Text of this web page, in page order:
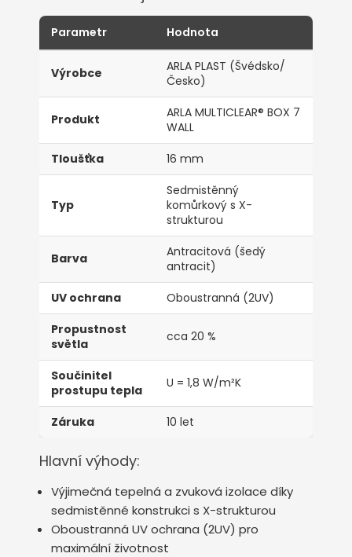
Parametr Hodnota
Výrobce
ARLA PLAST (Švédsko/
Česko)
Produkt
ARLA MULTICLEAR® BOX 7
WALL
Tloušťka
16 mm
Typ
Sedmistěnný
komůrkový s X-
strukturou
Barva
Antracitová (šedý
antracit)
UV ochrana
Oboustranná (2UV)
Propustnost
světla
cca 20 %
Součinitel
prostupu tepla
U = 1,8 W/m²K
Záruka 10 let
Hlavní výhody:
Výjimečná tepelná a zvuková izolace díky
sedmistěnné konstrukci s X-strukturou
Oboustranná UV ochrana (2UV) pro
maximální životnost